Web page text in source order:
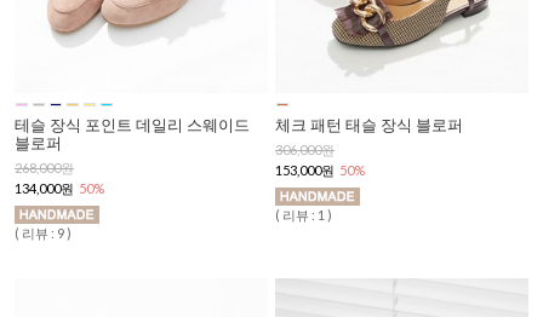
테슬 장식 포인트 데일리 스웨이드
블로퍼
268,000원
134,000원 50%
( 리뷰 : 9 )
체크 패턴 태슬 장식 블로퍼
306,000원
153,000원 50%
( 리뷰 : 1 )